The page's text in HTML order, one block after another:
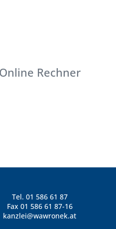
Online Rechner
Tel. 01 586 61 87
Fax 01 586 61 87-16
kanzlei@wawronek.at